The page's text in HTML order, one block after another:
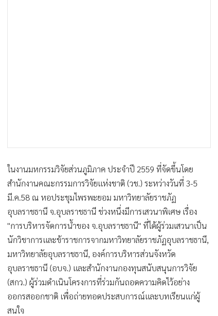
ในงานมหกรรมวิจัยส่วนภูมิภาค ประจำปี 2559 ที่จัดขึ้นโดย
สำนักงานคณะกรรมการวิจัยแห่งชาติ (วช.) ระหว่างวันที่ 3-5
มี.ค.58 ณ หอประชุมไพรพะยอม มหาวิทยาลัยราชภัฏ
อุบลราชธานี จ.อุบลราชธานี ช่วงหนึ่งมีการเสวนาพิเศษ เรื่อง
"การบริหารจัดการน้ำของ จ.อุบลราชธานี" ที่ได้ผู้ร่วมเสวนาเป็น
นักวิชาการและข้าราชการจากมหาวิทยาลัยราชภัฏอุบลราชธานี,
มหาวิทยาลัยอุบลราชธานี, องค์การบริหารส่วนจังหวัด
อุบลราชธานี (อบจ.) และสำนักงานกองทุนสนับสนุนการวิจัย
(สกว.) ผู้ร่วมดำเนินโครงการที่ร่วมกันถอดความคิดไว้อย่าง
ออกรสออกชาติ เพื่อถ่ายทอดประสบการณ์และบทเรียนแก่ผู้
สนใจ